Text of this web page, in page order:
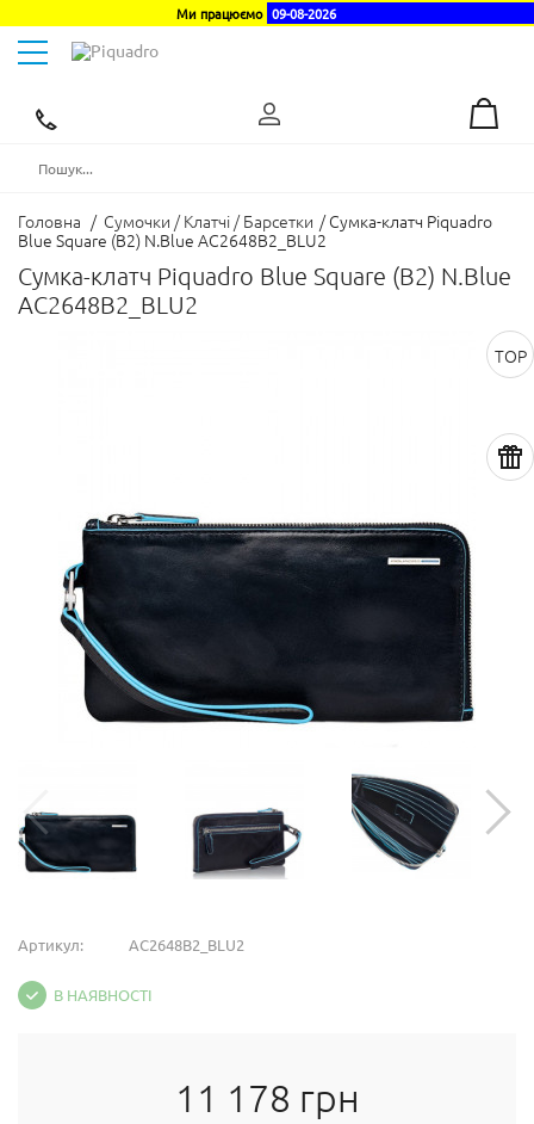
Ми працюємо 09-08-2026
Toggle
navigation
Головна / Сумочки / Клатчі / Барсетки / Сумка-клатч Piquadro
Blue Square (B2) N.Blue AC2648B2_BLU2
Сумка-клатч Piquadro Blue Square (B2) N.Blue
AC2648B2_BLU2
TOP
Артикул: AC2648B2_BLU2
В НАЯВНОСТІ
11 178 грн